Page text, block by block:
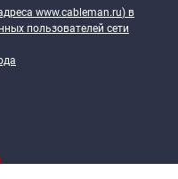
www.cableman.ru) в
пользователей сети